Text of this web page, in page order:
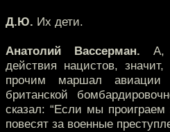
Д.Ю. Их дети.
Анатолий Вассерман. А,
действия нацистов,
прочим маршал авиации
британской
сказал: “Если мы проиграем
повесят за военные